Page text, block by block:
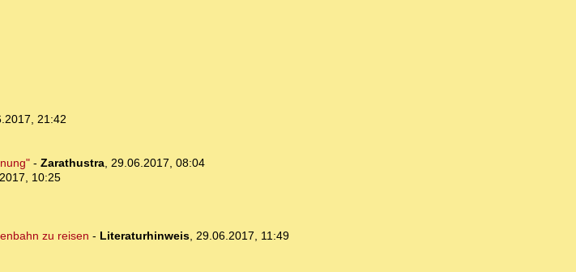
21:42
- Zarathustra, 29.06.2017, 08:04
10:25
zu reisen - Literaturhinweis, 29.06.2017, 11:49